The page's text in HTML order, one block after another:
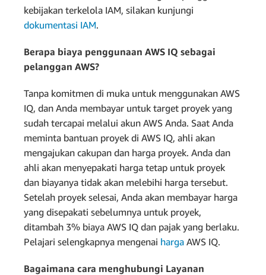
kebijakan terkelola IAM, silakan kunjungi
dokumentasi IAM.
Berapa biaya penggunaan AWS IQ sebagai
pelanggan AWS?
Tanpa komitmen di muka untuk menggunakan AWS
IQ, dan Anda membayar untuk target proyek yang
sudah tercapai melalui akun AWS Anda. Saat Anda
meminta bantuan proyek di AWS IQ, ahli akan
mengajukan cakupan dan harga proyek. Anda dan
ahli akan menyepakati harga tetap untuk proyek
dan biayanya tidak akan melebihi harga tersebut.
Setelah proyek selesai, Anda akan membayar harga
yang disepakati sebelumnya untuk proyek,
ditambah 3% biaya AWS IQ dan pajak yang berlaku.
Pelajari selengkapnya mengenai harga AWS IQ.
Bagaimana cara menghubungi Layanan